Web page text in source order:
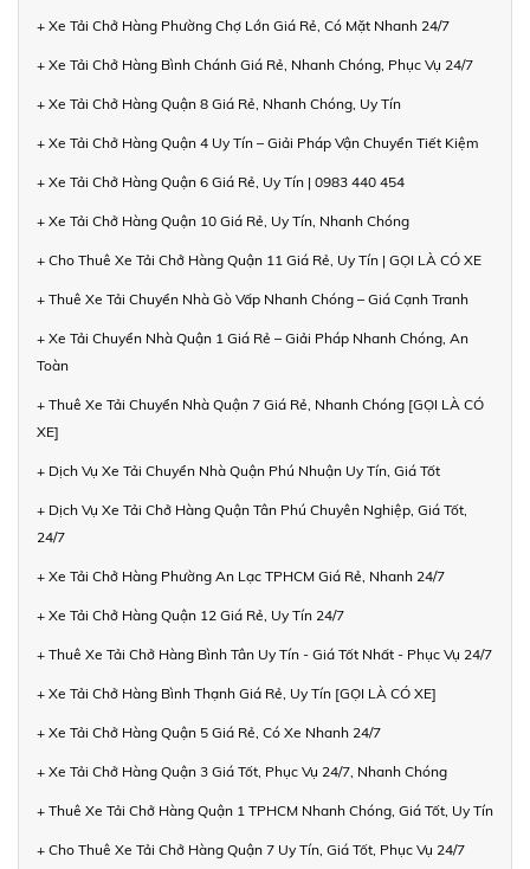
+ Xe Tải Chở Hàng Phường Chợ Lớn Giá Rẻ, Có Mặt Nhanh 24/7
+ Xe Tải Chở Hàng Bình Chánh Giá Rẻ, Nhanh Chóng, Phục Vụ 24/7
+ Xe Tải Chở Hàng Quận 8 Giá Rẻ, Nhanh Chóng, Uy Tín
+ Xe Tải Chở Hàng Quận 4 Uy Tín – Giải Pháp Vận Chuyển Tiết Kiệm
+ Xe Tải Chở Hàng Quận 6 Giá Rẻ, Uy Tín | 0983 440 454
+ Xe Tải Chở Hàng Quận 10 Giá Rẻ, Uy Tín, Nhanh Chóng
+ Cho Thuê Xe Tải Chở Hàng Quận 11 Giá Rẻ, Uy Tín | GỌI LÀ CÓ XE
+ Thuê Xe Tải Chuyển Nhà Gò Vấp Nhanh Chóng – Giá Cạnh Tranh
+ Xe Tải Chuyển Nhà Quận 1 Giá Rẻ – Giải Pháp Nhanh Chóng, An
Toàn
+ Thuê Xe Tải Chuyển Nhà Quận 7 Giá Rẻ, Nhanh Chóng [GỌI LÀ CÓ
XE]
+ Dịch Vụ Xe Tải Chuyển Nhà Quận Phú Nhuận Uy Tín, Giá Tốt
+ Dịch Vụ Xe Tải Chở Hàng Quận Tân Phú Chuyên Nghiệp, Giá Tốt,
24/7
+ Xe Tải Chở Hàng Phường An Lạc TPHCM Giá Rẻ, Nhanh 24/7
+ Xe Tải Chở Hàng Quận 12 Giá Rẻ, Uy Tín 24/7
+ Thuê Xe Tải Chở Hàng Bình Tân Uy Tín - Giá Tốt Nhất - Phục Vụ 24/7
+ Xe Tải Chở Hàng Bình Thạnh Giá Rẻ, Uy Tín [GỌI LÀ CÓ XE]
+ Xe Tải Chở Hàng Quận 5 Giá Rẻ, Có Xe Nhanh 24/7
+ Xe Tải Chở Hàng Quận 3 Giá Tốt, Phục Vụ 24/7, Nhanh Chóng
+ Thuê Xe Tải Chở Hàng Quận 1 TPHCM Nhanh Chóng, Giá Tốt, Uy Tín
+ Cho Thuê Xe Tải Chở Hàng Quận 7 Uy Tín, Giá Tốt, Phục Vụ 24/7